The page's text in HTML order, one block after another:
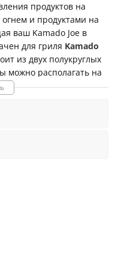
продуктов на
и продуктами на
ваш Kamado Joe в
для гриля Kamado
из двух полукруглых
можно располагать на
1,5 см. Вес:3,6 кг